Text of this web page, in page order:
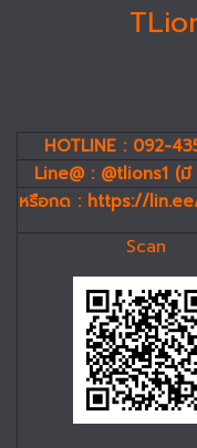
HOTLINE : 092-
Line@ : @tlions1 (
หรือกด : https://
Scan